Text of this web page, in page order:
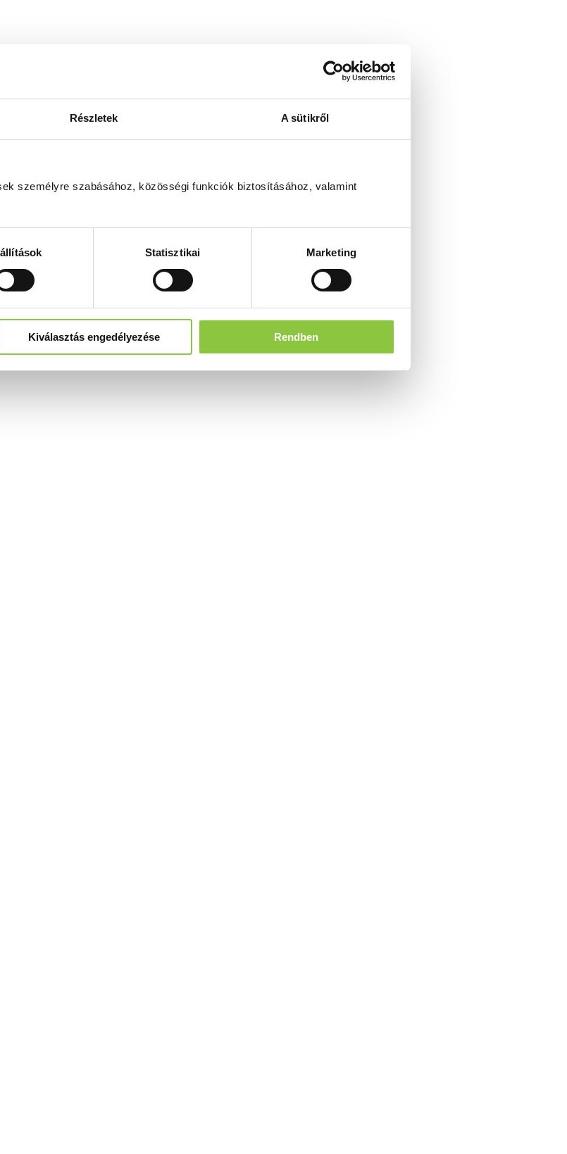
Részletek A sütikről
személyre szabásához, közösségi funkciók biztosításához, valamint
Statisztikai Marketing
Kiválasztás engedélyezése Rendben